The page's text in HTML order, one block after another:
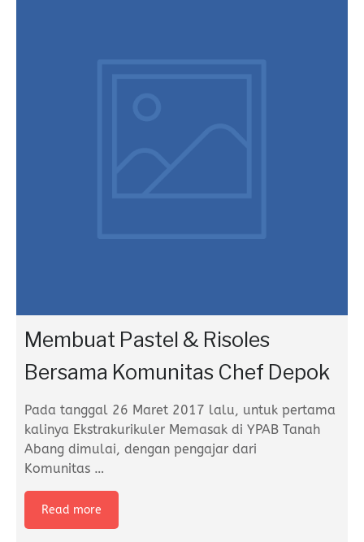
Membuat Pastel & Risoles
Bersama Komunitas Chef Depok
Pada tanggal 26 Maret 2017 lalu, untuk pertama
kalinya Ekstrakurikuler Memasak di YPAB Tanah
Abang dimulai, dengan pengajar dari
Komunitas …
Read more